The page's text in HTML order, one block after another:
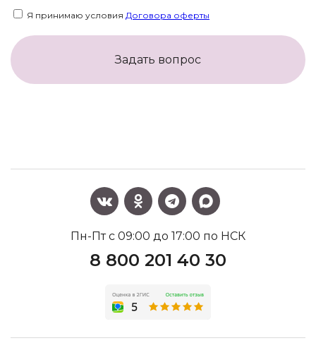
Я принимаю условия Договора оферты
Задать вопрос
Пн-Пт с 09:00 до 17:00 по НСК
8 800 201 40 30